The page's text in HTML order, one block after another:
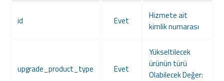
id Evet
Hizmete ait
kimlik numarası
upgrade_product_type Evet
Yükseltilecek
ürünün türü
Olabilecek Değer: